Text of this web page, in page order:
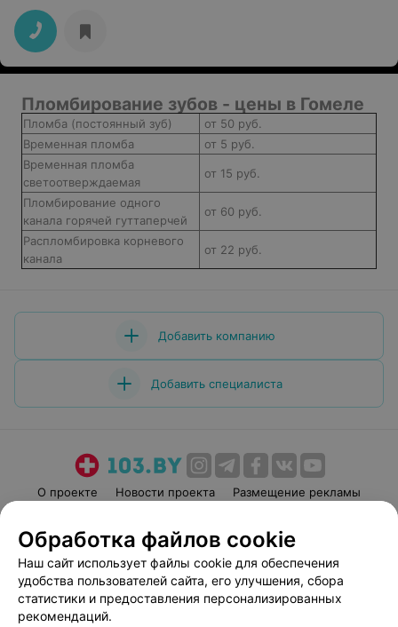
Пломбирование зубов - цены в Гомеле
Пломба (постоянный зуб)
от 50 руб.
Временная пломба
от 5 руб.
Временная пломба
светоотверждаемая
от 15 руб.
Пломбирование одного
канала горячей гуттаперчей
от 60 руб.
Распломбировка корневого
канала
от 22 руб.
Добавить компанию
Добавить специалиста
О проекте Новости проекта
Размещение рекламы
Пользовательское соглашение
Способы оплаты
Вакансии
Партнеры
Написать руководителю 103.by
Обработка файлов cookie
Наш сайт использует файлы cookie для обеспечения
удобства пользователей сайта, его улучшения, сбора
статистики и предоставления персонализированных
рекомендаций.